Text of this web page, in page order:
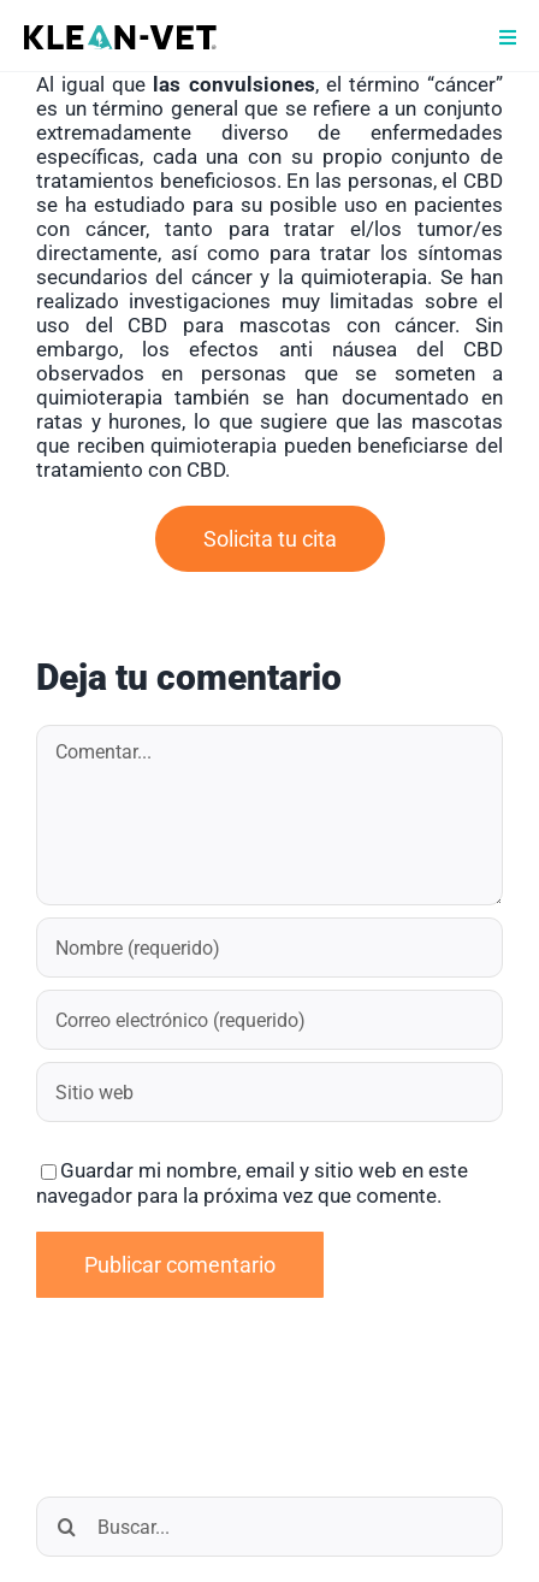
Al igual que las convulsiones, el término “cáncer”
es un término general que se refiere a un conjunto
extremadamente diverso de enfermedades
específicas, cada una con su propio conjunto de
tratamientos beneficiosos. En las personas, el CBD
se ha estudiado para su posible uso en pacientes
con cáncer, tanto para tratar el/los tumor/es
directamente, así como para tratar los síntomas
secundarios del cáncer y la quimioterapia. Se han
realizado investigaciones muy limitadas sobre el
uso del CBD para mascotas con cáncer. Sin
embargo, los efectos anti náusea del CBD
observados en personas que se someten a
quimioterapiatambién se han documentado en
ratas y hurones, lo que sugiere que las mascotas
que reciben quimioterapia pueden beneficiarse del
tratamiento con CBD.
Solicita tu cita
Deja tu comentario
Comentar
Guardar mi nombre, email y sitio web en este
navegador para la próxima vez que comente.
Buscar: